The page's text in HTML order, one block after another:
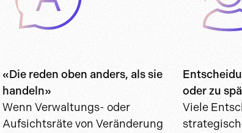
«Die reden oben anders, als sie
handeln»
Wenn Verwaltungs- oder
Aufsichtsräte von Veränderung
oder zu
Viele